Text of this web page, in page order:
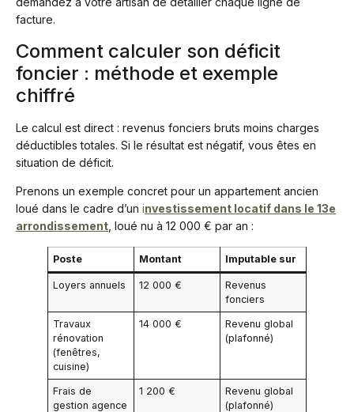
facture.
Comment calculer son déficit
foncier : méthode et exemple
chiffré
Le calcul est direct : revenus fonciers bruts moins charges
déductibles totales. Si le résultat est négatif, vous êtes en
situation de déficit.
Prenons un exemple concret pour un appartement ancien
loué dans le cadre d’un investissement locatif dans le 13e
arrondissement , loué nu à 12 000 € par an :
Poste Montant Imputable sur
Loyers annuels 12 000 €
Revenus
fonciers
Travaux
rénovation
(fenêtres,
cuisine)
14 000 €
Revenu global
(plafonné)
Frais de
gestion agence
1 200 €
Revenu global
(plafonné)